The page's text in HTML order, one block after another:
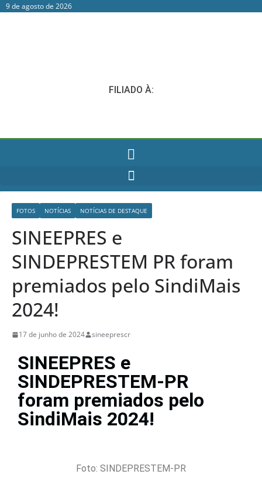
9 de agosto de 2026
FILIADO À:
FOTOS NOTÍCIAS NOTÍCIAS DE DESTAQUE
SINEEPRES e
SINDEPRESTEM PR foram
premiados pelo SindiMais
2024!
17 de junho de 2024 sineeprescr
SINEEPRES e
SINDEPRESTEM-PR
foram premiados pelo
SindiMais 2024!
Foto: SINDEPRESTEM-PR